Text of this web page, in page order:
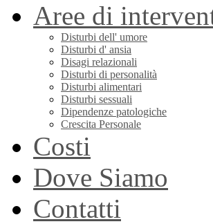
Aree di
Disturbi dell' umore
Disturbi d' ansia
Disagi relazionali
Disturbi di personalità
Disturbi alimentari
Disturbi sessuali
Dipendenze patologiche
Crescita Personale
Costi
Dove Siamo
Contatti